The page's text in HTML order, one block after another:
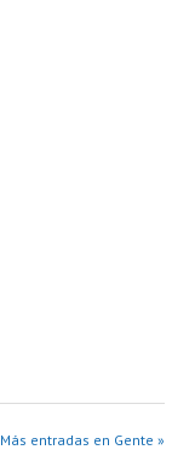
Más entradas en Gente »